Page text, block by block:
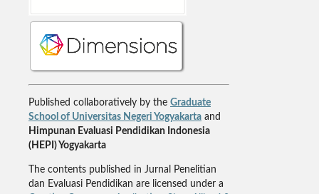
Published collaboratively by the Graduate
School of Universitas Negeri Yogyakartaand
Himpunan Evaluasi Pendidikan Indonesia
(HEPI) Yogyakarta
The contents published in Jurnal Penelitian
dan Evaluasi Pendidikan are licensed under a